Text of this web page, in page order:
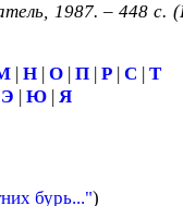
1987. – 448 с.
| Н| О| П| Р| С | Т
Э | Ю | Я
бурь...")